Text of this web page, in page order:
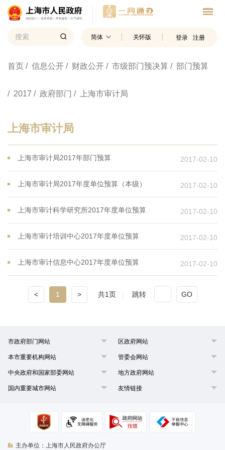
简体 关怀版 登录 注册
首页 / 信息公开 / 财政公开 / 市级部门预决算 / 部门预算
/ 2017 / 政府部门 / 上海市审计局
上海市审计局
上海市审计局2017年部门预算 2017-02-10
上海市审计局2017年度单位预算（本级） 2017-02-10
上海市审计科学研究所2017年度单位预算 2017-02-10
上海市审计培训中心2017年度单位预算 2017-02-10
上海市审计信息中心2017年度单位预算 2017-02-10
< 1 > 共1页 跳转 GO
市政府部门网站 区政府网站
本市重要机构网站 管委会网站
中央政府和国家部委网站 地方政府网站
国内重要城市网站 友情链接
主办单位：上海市人民政府办公厅